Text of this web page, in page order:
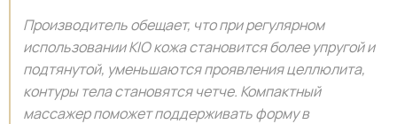
Производитель обещает, что при регулярном
использовании KIO кожа становится более упругой и
подтянутой, уменьшаются проявления целлюлита,
контуры тела становятся четче. Компактный
массажер поможет поддерживать форму в